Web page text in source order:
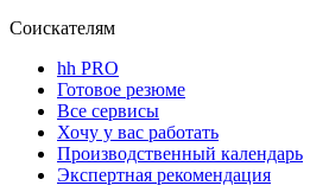
Соискателям
hh PRO
Готовое резюме
Все сервисы
Хочу у вас работать
Производственный календарь
Экспертная рекомендация